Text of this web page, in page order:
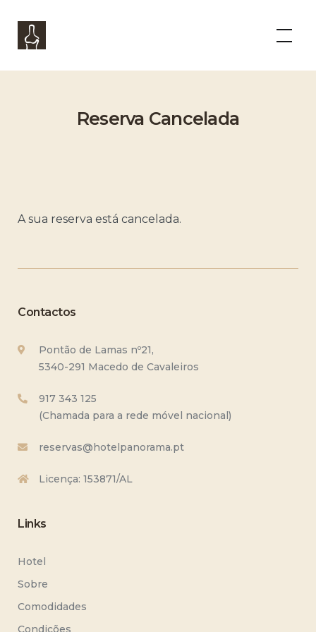
content
Panorama Boutique Wine Experience
Reserva Cancelada
A sua reserva está cancelada.
Contactos
Pontão de Lamas nº21,
5340-291 Macedo de Cavaleiros
917 343 125
(Chamada para a rede móvel nacional)
reservas@hotelpanorama.pt
Licença: 153871/AL
Links
Hotel
Sobre
Comodidades
Condições